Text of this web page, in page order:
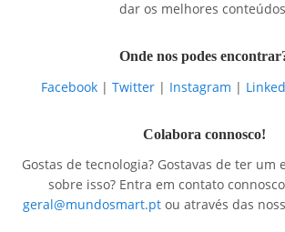
dar os melhores
Onde nos podes
Facebook | Twitter | Instagram |
Colabora connosco!
Gostas de tecnologia? Gostavas de ter um
sobre isso? Entra em contato
geral@mundosmart.ptou através das